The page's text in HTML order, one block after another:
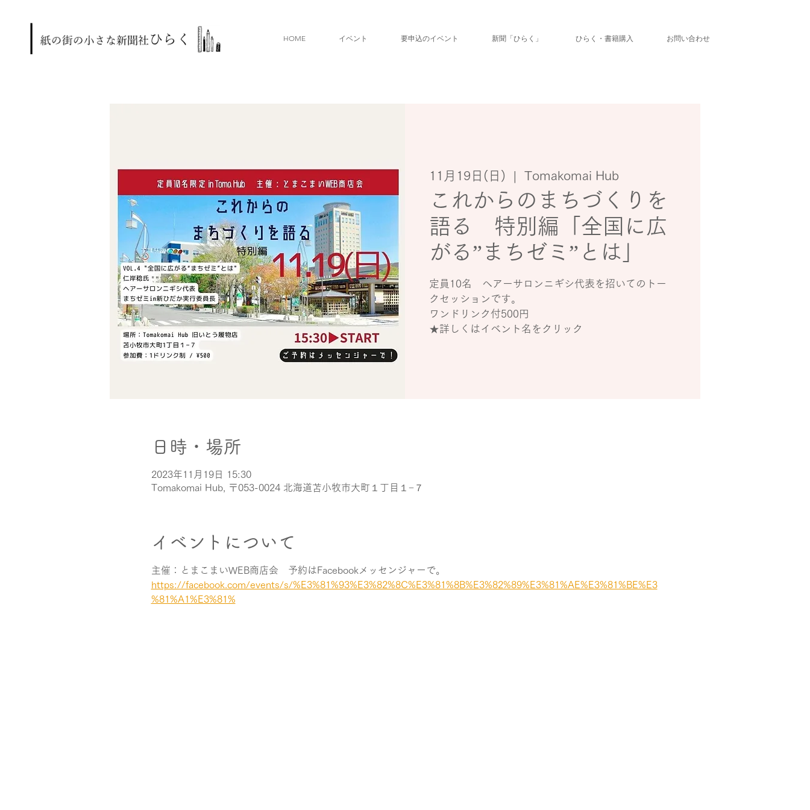
HOME イベント 要申込のイベント 新聞「ひらく」 ひらく・書籍購入 お問い合わせ
11月19日(日)
  |
Tomakomai Hub
これからのまちづくりを
語る 特別編「全国に広
がる”まちゼミ”とは」
定員10名 ヘアーサロンニギシ代表を招いてのトー
クセッションです。
ワンドリンク付500円
日時・場所
2023年11月19日 15:30
Tomakomai Hub, 〒053-0024 北海道苫小牧市大町１丁目１−７
イベントについて
主催：とまこまいWEB商店会　予約はFacebookメッセンジャーで。
https://facebook.com/events/s/%E3%81%93%E3%82%8C%E3%81%8B%E3%82%89%E3%81%AE%E3%81%BE%E3
%81%A1%E3%81%